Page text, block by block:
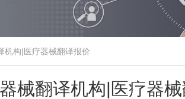
机构|医疗器械翻译报价
械翻译机构|医疗器